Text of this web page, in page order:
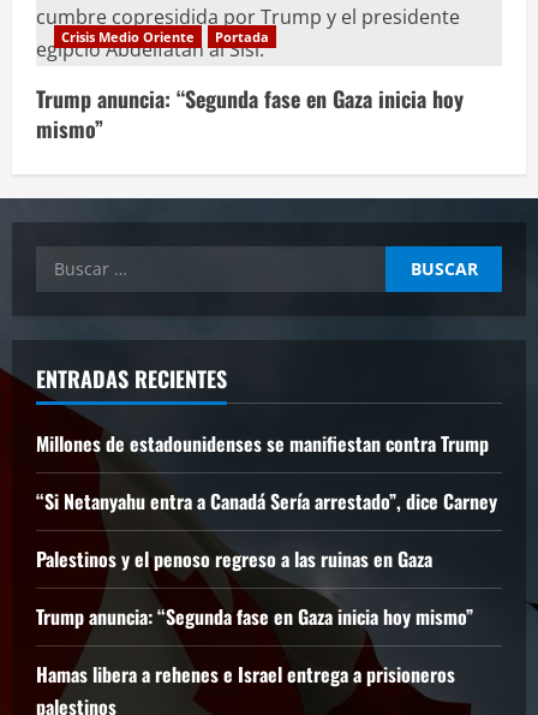
Crisis Medio Oriente Portada
Trump anuncia: “Segunda fase en Gaza inicia hoy
mismo”
Buscar:
ENTRADAS RECIENTES
Millones de estadounidenses se manifiestan contra Trump
“Si Netanyahu entra a Canadá Sería arrestado”, dice Carney
Palestinos y el penoso regreso a las ruinas en Gaza
Trump anuncia: “Segunda fase en Gaza inicia hoy mismo”
Hamas libera a rehenes e Israel entrega a prisioneros
palestinos